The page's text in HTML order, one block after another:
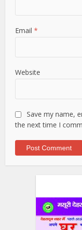
Email*
Website
Save my name,
the next time I